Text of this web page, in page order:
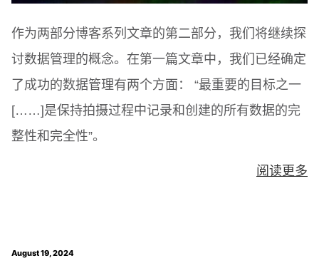
作为两部分博客系列文章的第二部分，我们将继续探
讨数据管理的概念。在第一篇文章中，我们已经确定
了成功的数据管理有两个方面： “最重要的目标之一
[……]是保持拍摄过程中记录和创建的所有数据的完
整性和完全性”。
阅读更多
August 19, 2024